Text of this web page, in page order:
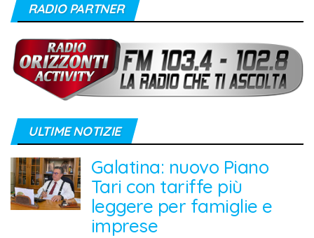
RADIO PARTNER
ULTIME NOTIZIE
Galatina: nuovo Piano
Tari con tariffe più
leggere per famiglie e
imprese